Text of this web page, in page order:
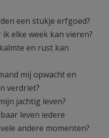
een stukje erfgoed?
elke week kan vieren?
en rust kan
mij opwacht en
verdriet?
jachtig leven?
leven iedere
andere momenten?